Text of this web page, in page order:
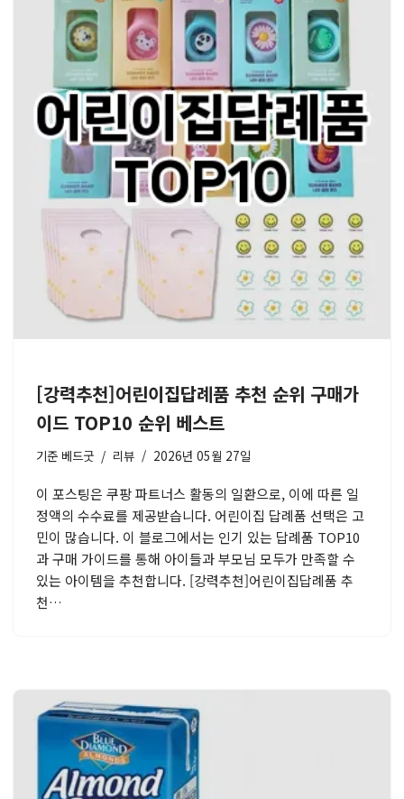
[강력추천]어린이집답례품 추천 순위 구매가
이드 TOP10 순위 베스트
기준 베드굿 리뷰 2026년 05월 27일
이 포스팅은 쿠팡 파트너스 활동의 일환으로, 이에 따른 일
정액의 수수료를 제공받습니다. 어린이집 답례품 선택은 고
민이 많습니다. 이 블로그에서는 인기 있는 답례품 TOP10
과 구매 가이드를 통해 아이들과 부모님 모두가 만족할 수
있는 아이템을 추천합니다. [강력추천]어린이집답례품 추
천…